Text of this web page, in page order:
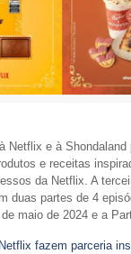
Netflix e à Shondaland
e receitas
da Netflix. A
duas partes de 4
maio de 2024 e a
fazem parceria